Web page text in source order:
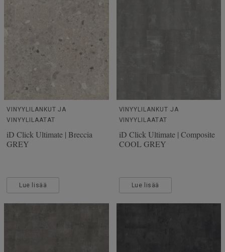
VINYYLILANKUT JA
VINYYLILAATAT
iD Click Ultimate | Breccia
GREY
Lue lisää
VINYYLILANKUT JA
VINYYLILAATAT
iD Click Ultimate | Composite
COOL GREY
Lue lisää